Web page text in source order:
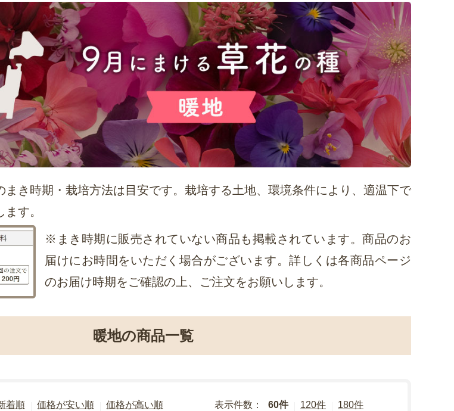
き時期・栽培方法は目安です。栽培する土地、環境条件により、適温下で
す。
※まき時期に販売されていない商品も掲載されています。商品のお
届けにお時間をいただく場合がございます。詳しくは各商品ページ
のお届け時期をご確認の上、ご注文をお願いします。
暖地の商品一覧
着順 価格が安い順 価格が高い順 表示件数： 60件 120件 180件